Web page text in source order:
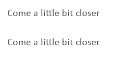
Come a little bit closer
Come a little bit closer